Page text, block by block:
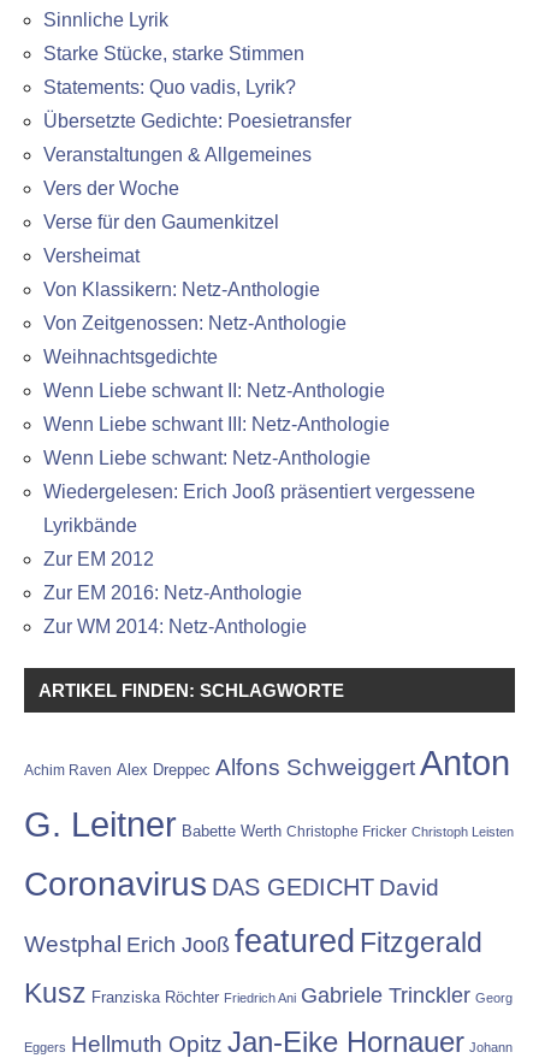
Sinnliche Lyrik
Starke Stücke, starke Stimmen
Statements: Quo vadis, Lyrik?
Übersetzte Gedichte: Poesietransfer
Veranstaltungen & Allgemeines
Vers der Woche
Verse für den Gaumenkitzel
Versheimat
Von Klassikern: Netz-Anthologie
Von Zeitgenossen: Netz-Anthologie
Weihnachtsgedichte
Wenn Liebe schwant II: Netz-Anthologie
Wenn Liebe schwant III: Netz-Anthologie
Wenn Liebe schwant: Netz-Anthologie
Wiedergelesen: Erich Jooß präsentiert vergessene
Lyrikbände
Zur EM 2012
Zur EM 2016: Netz-Anthologie
Zur WM 2014: Netz-Anthologie
ARTIKEL FINDEN: SCHLAGWORTE
Achim Raven Alex Dreppec Alfons SchweiggertAnton
G. Leitner Babette Werth Christophe Fricker Christoph Leisten
Coronavirus DAS GEDICHT David
Westphal Erich Jooß featured Fitzgerald
Kusz Franziska Röchter Friedrich Ani Gabriele Trinckler Georg
Eggers Hellmuth Opitz Jan-Eike Hornauer Johann